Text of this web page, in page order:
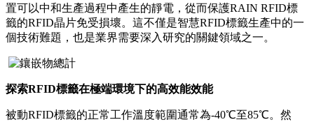
置可以中和生產過程中產生的靜電，從而保護RAIN RFID標
籤的RFID晶片免受損壞。這不僅是智慧RFID標籤生產中的一
個技術難題，也是業界需要深入研究的關鍵領域之一。
探索RFID標籤在極端環境下的高效能效能
被動RFID標籤的正常工作溫度範圍通常為-40℃至85℃。然